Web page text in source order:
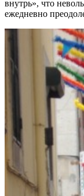
внутрь», что
ежедневно